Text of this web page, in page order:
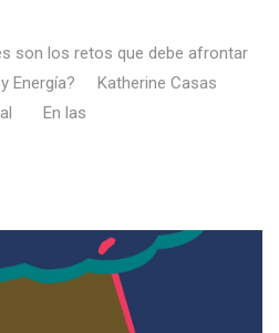
son los retos que debe afrontar
Energía? Katherine Casas
En las